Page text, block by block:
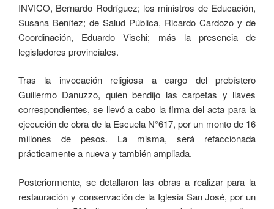
INVICO, Bernardo Rodríguez; los ministros de Educación,
Susana Benítez; de Salud Pública, Ricardo Cardozo y de
Coordinación, Eduardo Vischi; más la presencia de
legisladores provinciales.
Tras la invocación religiosa a cargo del prebístero
Guillermo Danuzzo, quien bendijo las carpetas y llaves
correspondientes, se llevó a cabo la firma del acta para la
ejecución de obra de la Escuela N°617, por un monto de 16
millones de pesos. La misma, será refaccionada
prácticamente a nueva y también ampliada.
Posteriormente, se detallaron las obras a realizar para la
restauración y conservación de la Iglesia San José, por un